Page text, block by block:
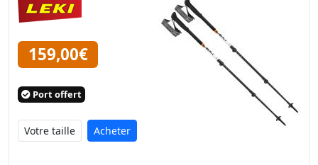
159,00€
Port offert
Acheter